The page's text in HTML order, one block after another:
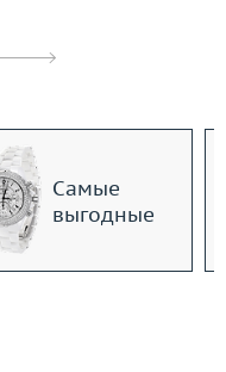
Самые
выгодные